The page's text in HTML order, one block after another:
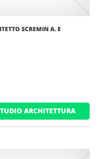
SCREMIN A. E
ARCHITETTURA